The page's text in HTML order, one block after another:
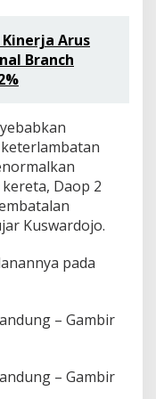
Kinerja Arus
Branch
Daop 2
Kuswardojo.
pada
– Gambir
– Gambir